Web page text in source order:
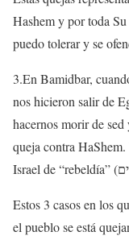
Hashem y por toda
3.En Bamidbar,
nos hicieron salir de
hacernos morir de
queja contra
Estos 3 casos en los
el pueblo se está